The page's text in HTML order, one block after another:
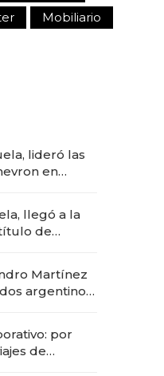
Mobiliario
lideró las
en
llegó a la
de
Martínez
argentinos
por
de